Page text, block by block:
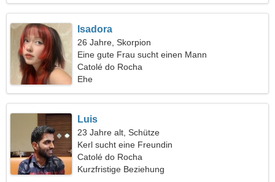
Isadora
26 Jahre, Skorpion
Eine gute Frau sucht einen Mann
Catolé do Rocha
Ehe
Luis
23 Jahre alt, Schütze
Kerl sucht eine Freundin
Catolé do Rocha
Kurzfristige Beziehung